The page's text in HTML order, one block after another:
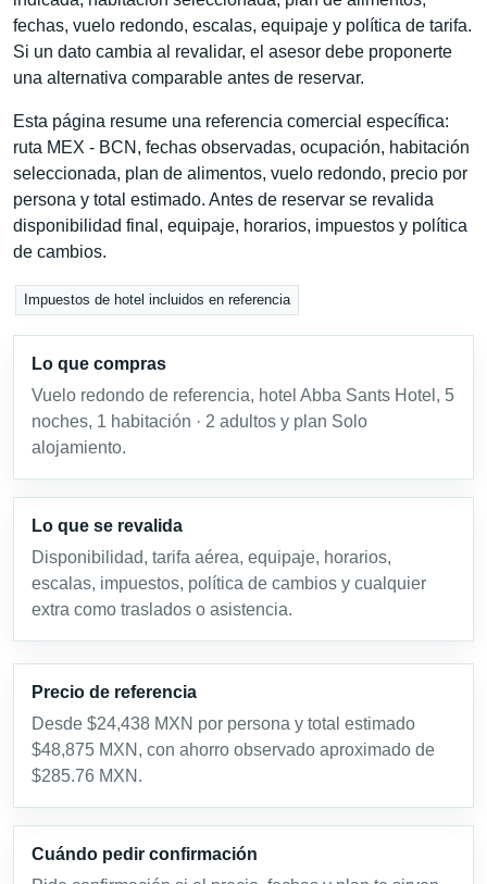
fechas, vuelo redondo, escalas, equipaje y política de tarifa.
Si un dato cambia al revalidar, el asesor debe proponerte
una alternativa comparable antes de reservar.
Esta página resume una referencia comercial específica:
ruta MEX - BCN, fechas observadas, ocupación, habitación
seleccionada, plan de alimentos, vuelo redondo, precio por
persona y total estimado. Antes de reservar se revalida
disponibilidad final, equipaje, horarios, impuestos y política
de cambios.
Impuestos de hotel incluidos en referencia
Lo que compras
Vuelo redondo de referencia, hotel Abba Sants Hotel, 5
noches, 1 habitación · 2 adultos y plan Solo
alojamiento.
Lo que se revalida
Disponibilidad, tarifa aérea, equipaje, horarios,
escalas, impuestos, política de cambios y cualquier
extra como traslados o asistencia.
Precio de referencia
Desde $24,438 MXN por persona y total estimado
$48,875 MXN, con ahorro observado aproximado de
$285.76 MXN.
Cuándo pedir confirmación